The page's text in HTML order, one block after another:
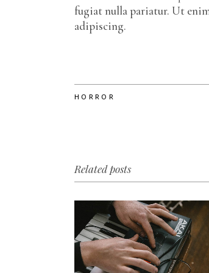
fugiat nulla pariatur. Ut
adipiscing.
HORROR
Related posts